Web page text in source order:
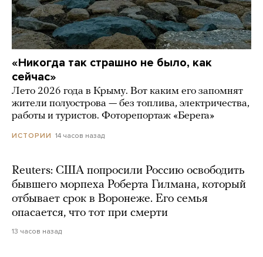
«Никогда так страшно не было, как
сейчас»
Лето 2026 года в Крыму. Вот каким его запомнят
жители полуострова — без топлива, электричества,
работы и туристов. Фоторепортаж «Берега»
ИСТОРИИ 14 часов назад
Reuters: США попросили Россию освободить
бывшего морпеха Роберта Гилмана, который
отбывает срок в Воронеже. Его семья
опасается, что тот при смерти
13 часов назад